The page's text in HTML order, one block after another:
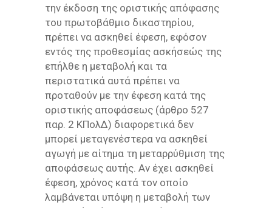
την έκδοση της οριστικής απόφασης
του πρωτοβάθμιο δικαστηρίου,
πρέπει να ασκηθεί έφεση, εφόσον
εντός της προθεσμίας ασκήσεώς της
επήλθε η μεταβολή και τα
περιστατικά αυτά πρέπει να
προταθούν με την έφεση κατά της
οριστικής αποφάσεως (άρθρο 527
παρ. 2 ΚΠολΔ) διαφορετικά δεν
μπορεί μεταγενέστερα να ασκηθεί
αγωγή με αίτημα τη μεταρρύθμιση της
αποφάσεως αυτής. Αν έχει ασκηθεί
έφεση, χρόνος κατά τον οποίο
λαμβάνεται υπόψη η μεταβολή των